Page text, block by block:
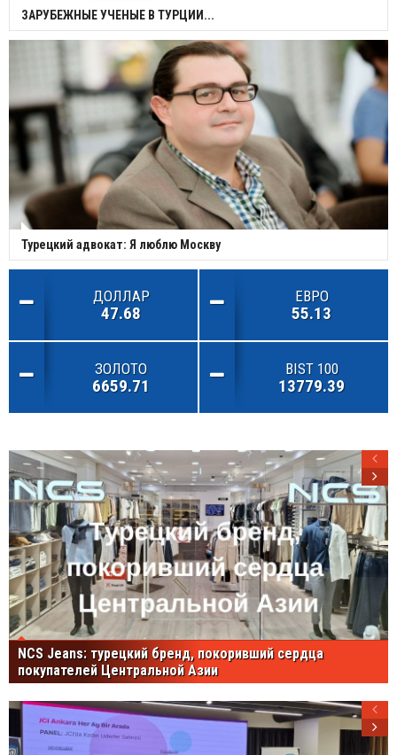
ЗАРУБЕЖНЫЕ УЧЕНЫЕ В ТУРЦИИ...
Турецкий адвокат: Я люблю Москву
ДОЛЛАР
47.68
ЕВРО
55.13
ЗОЛОТО
6659.71
BIST 100
13779.39
NCS Jeans: турецкий бренд, покоривший сердца
покупателей Центральной Азии